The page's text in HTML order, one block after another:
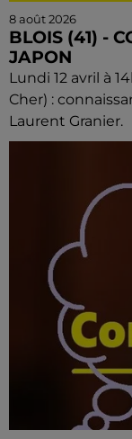
8 août 2026
BLOIS (41) -
JAPON
Lundi 12 avril à
Cher) :
Laurent Granier.